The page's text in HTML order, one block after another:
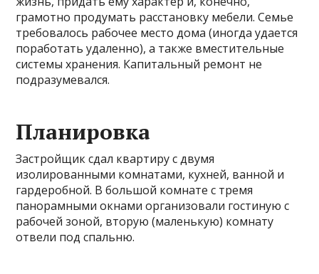
грамотно продумать расстановку мебели. Семье
требовалось рабочее место дома (иногда удается
поработать удаленно), а также вместительные
системы хранения. Капитальный ремонт не
подразумевался.
Планировка
Застройщик сдал квартиру с двумя
изолированными комнатами, кухней, ванной и
гардеробной. В большой комнате с тремя
панорамными окнами организовали гостиную с
рабочей зоной, вторую (маленькую) комнату
отвели под спальню.